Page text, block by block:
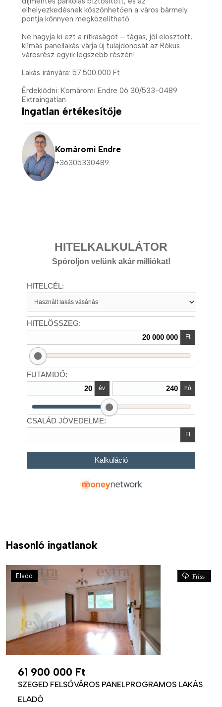
elhelyezkedésnek köszönhetően a város bármely
pontja könnyen megközelíthető.
Ne hagyja ki ezt a ritkaságot – tágas, jól elosztott,
klímás panellakás várja új tulajdonosát az Rókus
városrész egyik legszebb részén!
Lakás irányára: 57.500.000 Ft
Érdeklődni: Komáromi Endre 06 30/533-0489
Extraingatlan
Ingatlan értékesítője
Komáromi Endre
+36305330489
Hasonló ingatlanok
Eladó Friss
61 900 000 Ft
SZEGED FELSŐVÁROS PANELPROGRAMOS LAKÁS
ELADÓ